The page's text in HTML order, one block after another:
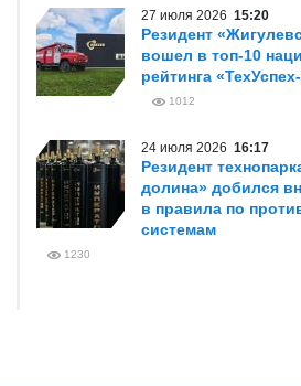
27 июля 2026 15:20
Резидент
вошел в топ-10
рейтинга
1012
24 июля 2026 16:17
Резидент
долина» добился
в правила по
системам
1230